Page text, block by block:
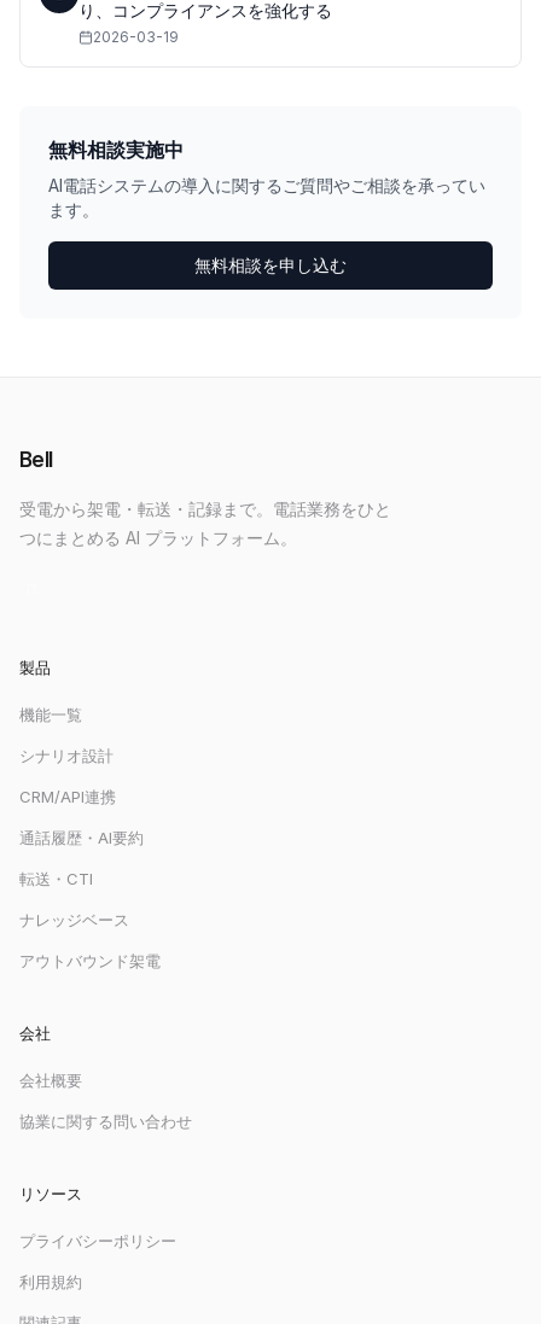
り、コンプライアンスを強化する
2026-03-19
無料相談実施中
AI電話システムの導入に関するご質問やご相談を承ってい
ます。
無料相談を申し込む
Bell
受電から架電・転送・記録まで。電話業務をひと
つにまとめる AI プラットフォーム。
製品
機能一覧
シナリオ設計
CRM/API連携
通話履歴・AI要約
転送・CTI
ナレッジベース
アウトバウンド架電
会社
会社概要
協業に関する問い合わせ
リソース
プライバシーポリシー
利用規約